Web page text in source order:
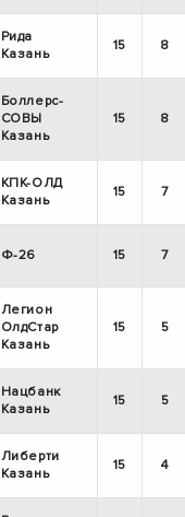
Рида
Казань
15 8
Боллерс-
СОВЫ
Казань
15 8
КПК-ОЛД
Казань
15 7
Ф-26 15 7
Легион
ОлдСтар
Казань
15 5
Нацбанк
Казань
15 5
Либерти
Казань
15 4